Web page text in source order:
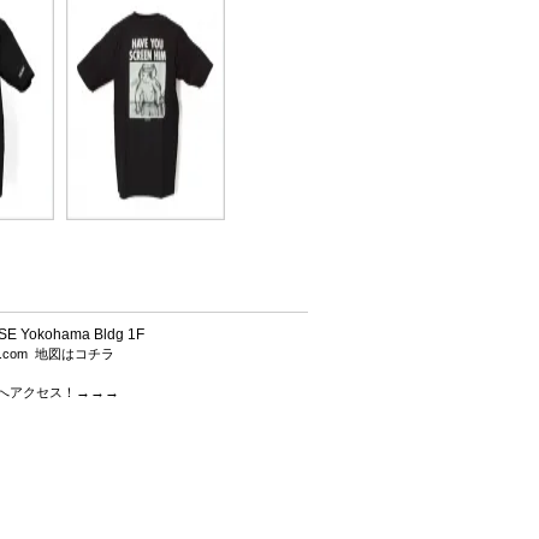
Yokohama Bldg 1F
地図はコチラ
アクセス！ →→→